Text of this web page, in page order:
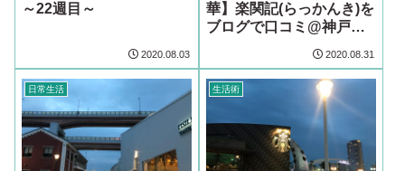
～22週目～
2020.08.03
華】楽関記(らっかんき)を
ブログで口コミ@神戸元
2020.08.31
日常生活 生活術